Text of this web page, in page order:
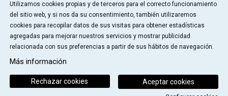
Utilizamos cookies propias y de terceros para el correcto funcionamiento
del sitio web, y si nos da su consentimiento, también utilizaremos
cookies para recopilar datos de sus visitas para obtener estadísticas
agregadas para mejorar nuestros servicios y mostrar publicidad
relacionada con sus preferencias a partir de sus hábitos de navegación.
Más información
Aceptar cookies
Rechazar cookies